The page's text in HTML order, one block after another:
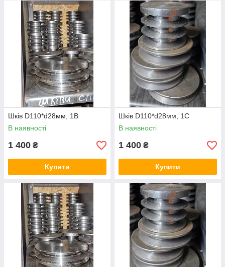
Шків D110*d28мм, 1В
В наявності
1 400 ₴
Купити
Шків D110*d28мм, 1С
В наявності
1 400 ₴
Купити